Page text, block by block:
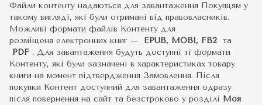
Файли контенту надаються для завантаження Покупцям у
такому вигляді, які були отримані від правовласників.
Можливі формати файлів Контенту для
розміщеня електронних книг –
EPUB, MOBI, FB2 та
PDF . Для завантаження будуть доступні ті формати
Контенту, які були зазначені в характеристиках товару
книги на момент підтвердження Замовлення. Після
покупки Контент доступний для завантаження одразу
після повернення на сайт та безстроково у розділі Моя